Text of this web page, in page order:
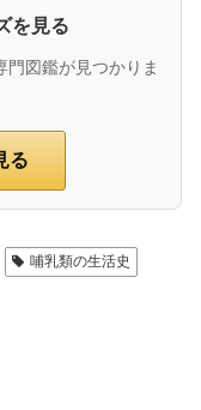
を見る
門図鑑が見つかりま
る
哺乳類の生活史